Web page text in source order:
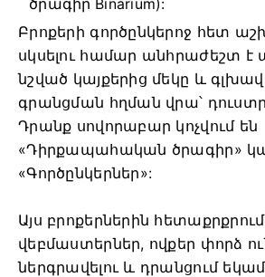
ծրագիր Binarium):
Բրոքերի գործընկերոջ հետ
սկսելու համար անհրաժեշտ է
նշված կայքերից մեկը և
գրանցման հղման վրա՝
Դրանք սովորաբար կոչվում են
«Դիրքապահական ծրագիր»
«Գործընկերներ»:
Այս բրոքերներին
վեբմաստերներ, ովքեր փորձ
ներգրավելու և դրանցում